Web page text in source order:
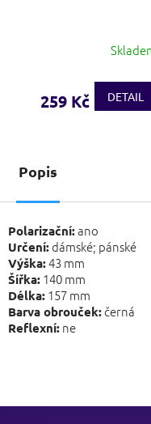
259 Kč DETAIL
Popis
Polarizační:ano
Určení:dámské; pánské
Výška:43 mm
Šířka: 140 mm
Délka: 157 mm
Barva obrouček: černá
Reflexní: ne